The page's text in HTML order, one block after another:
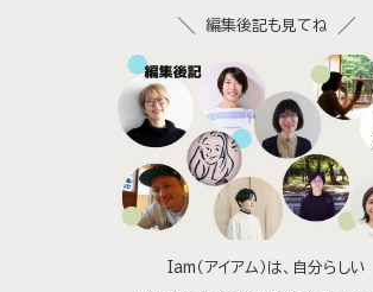
Iam（アイアム）は、自分らしい
編集後記も見てね